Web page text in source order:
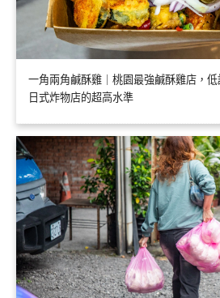
一角兩角鹹酥雞｜桃園最強鹹酥雞店，
日式炸物店的超高水準